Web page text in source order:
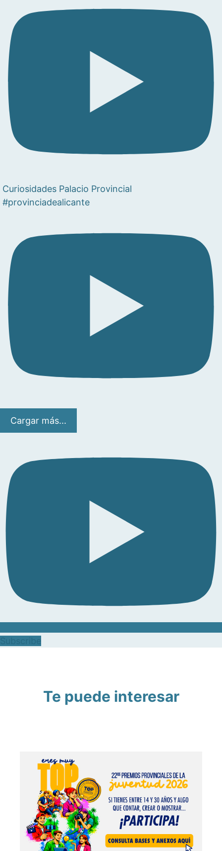
Curiosidades Palacio Provincial
#provinciadealicante
Cargar más...
Te puede interesar